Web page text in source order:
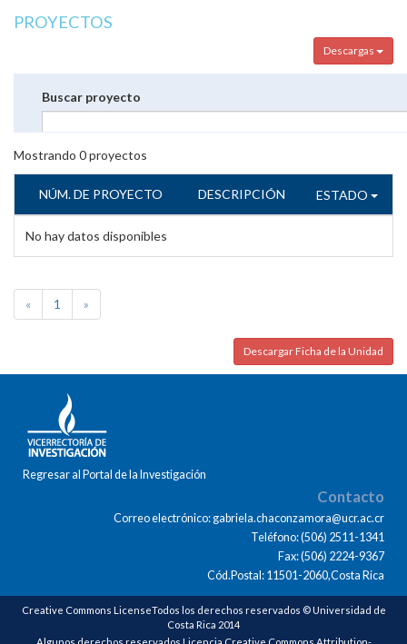
PROYECTOS
Descargas
Buscar proyecto
Mostrando 0proyectos
NÚM. DE PROYECTO DESCRIPCIÓN ESTADO
No hay datos disponibles
« 1 »
Descargar Ficha de la Unidad
Regresar al Portal de la Investigación
Contacto
Correo electrónico: gabriela.chaconzamora@ucr.ac.cr
Teléfono: (506) 2511-1341
Fax: (506) 2224-9367
Cód.Postal: 11501-2060,Costa Rica
Creative Commons LicenseTodos los derechos reservados © Universidad de
Costa Rica 2014